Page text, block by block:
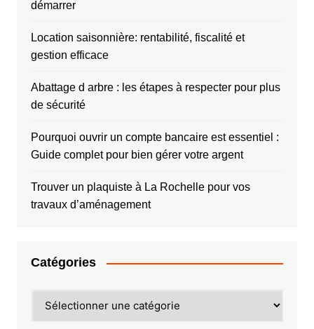
démarrer
Location saisonnière: rentabilité, fiscalité et
gestion efficace
Abattage d arbre : les étapes à respecter pour plus
de sécurité
Pourquoi ouvrir un compte bancaire est essentiel :
Guide complet pour bien gérer votre argent
Trouver un plaquiste à La Rochelle pour vos
travaux d’aménagement
Catégories